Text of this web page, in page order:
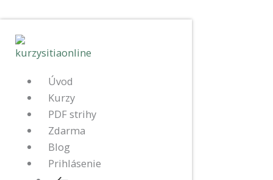
Úvod
Kurzy
PDF strihy
Zdarma
Blog
Prihlásenie